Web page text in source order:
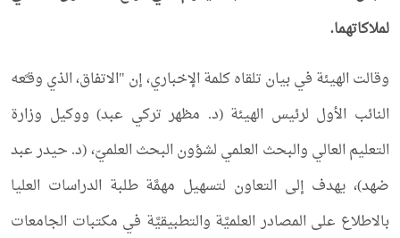
لملاكاتهما.
وقالت الهيئة في بيان تلقاه كلمة الإخباري، إن "الاتفاق، الذي وقـَّعه
النائب الأول لرئيس الهيئة (د. مظهر تركي عبد) ووكيل وزارة
التعليم العالي والبحث العلمي لشؤون البحث العلميّ، (د. حيدر عبد
ضهد)، يهدف إلى التعاون لتسهيل مهمَّة طلبة الدراسات العليا
بالاطلاع على المصادر العلميَّة والتطبيقيَّة في مكتبات الجامعات